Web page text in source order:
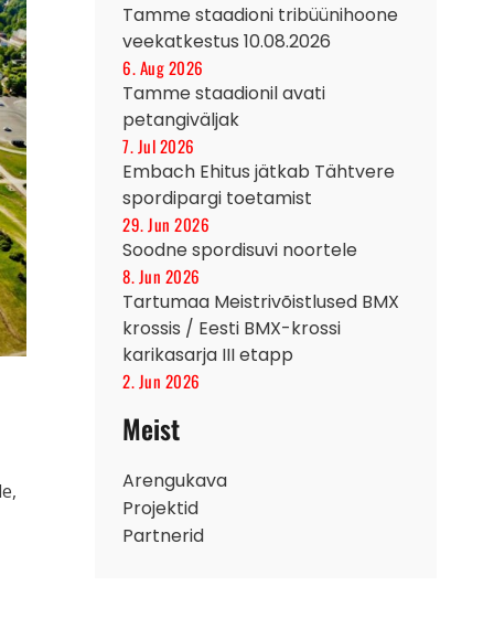
Tamme staadioni tribüünihoone
veekatkestus 10.08.2026
6. Aug 2026
Tamme staadionil avati
petangiväljak
7. Jul 2026
Embach Ehitus jätkab Tähtvere
spordipargi toetamist
29. Jun 2026
Soodne spordisuvi noortele
8. Jun 2026
Tartumaa Meistrivõistlused BMX
krossis / Eesti BMX-krossi
karikasarja III etapp
2. Jun 2026
Meist
Arengukava
Projektid
Partnerid